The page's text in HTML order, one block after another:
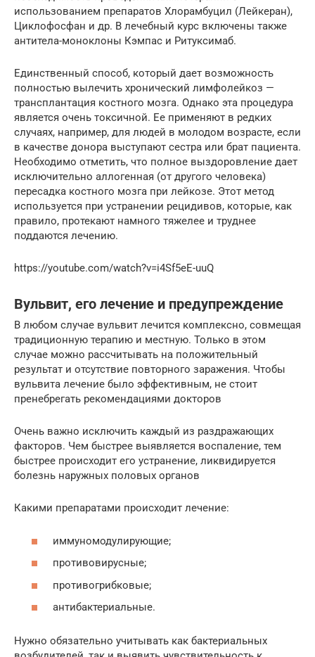
использованием препаратов Хлорамбуцил (Лейкеран),
Циклофосфан и др. В лечебный курс включены также
антитела-моноклоны Кэмпас и Ритуксимаб.
Единственный способ, который дает возможность
полностью вылечить хронический лимфолейкоз —
трансплантация костного мозга. Однако эта процедура
является очень токсичной. Ее применяют в редких
случаях, например, для людей в молодом возрасте, если
в качестве донора выступают сестра или брат пациента.
Необходимо отметить, что полное выздоровление дает
исключительно аллогенная (от другого человека)
пересадка костного мозга при лейкозе. Этот метод
используется при устранении рецидивов, которые, как
правило, протекают намного тяжелее и труднее
поддаются лечению.
https://youtube.com/watch?v=i4Sf5eE-uuQ
Вульвит, его лечение и предупреждение
В любом случае вульвит лечится комплексно, совмещая
традиционную терапию и местную. Только в этом
случае можно рассчитывать на положительный
результат и отсутствие повторного заражения. Чтобы
вульвита лечение было эффективным, не стоит
пренебрегать рекомендациями докторов
Очень важно исключить каждый из раздражающих
факторов. Чем быстрее выявляется воспаление, тем
быстрее происходит его устранение, ликвидируется
болезнь наружных половых органов
Какими препаратами происходит лечение:
иммуномодулирующие;
противовирусные;
противогрибковые;
антибактериальные.
Нужно обязательно учитывать как бактериальных